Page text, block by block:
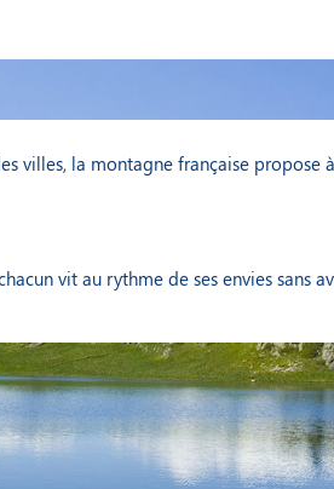
villes, la montagne française propose
vit au rythme de ses envies